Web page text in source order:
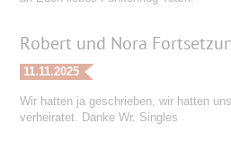
Robert und Nora
11.11.2025
Wir hatten ja geschrieben, wir hatten
verheiratet. Danke Wr. Singles